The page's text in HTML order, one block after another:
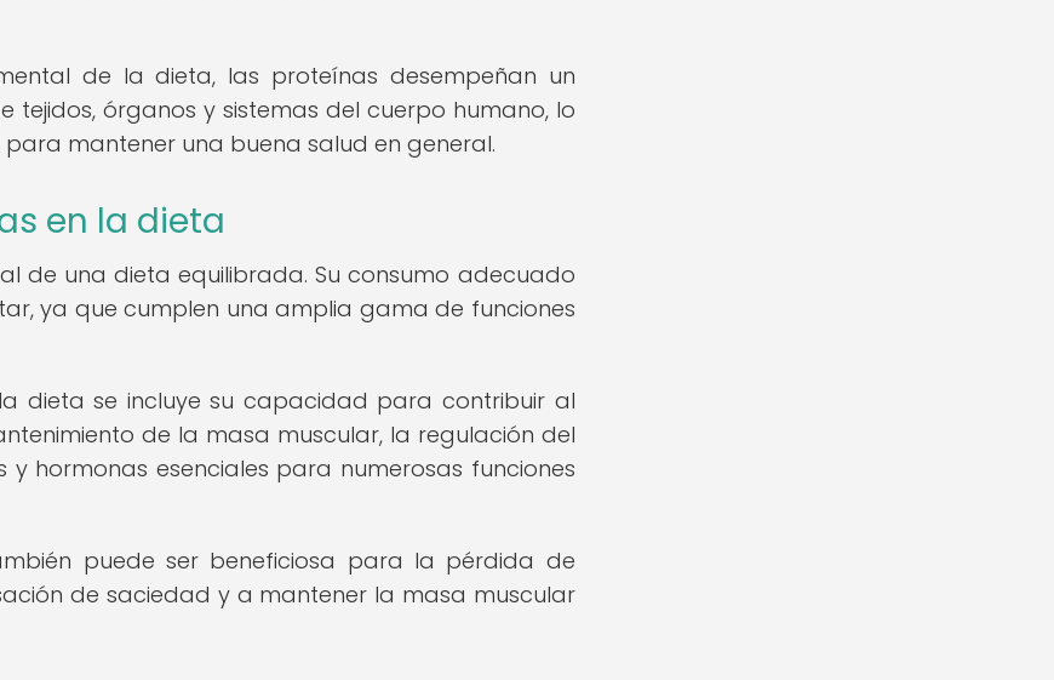
de la dieta, las proteínas desempeñan un
órganos y sistemas del cuerpo humano, lo
mantener una buena salud en general.
en la dieta
de una dieta equilibrada. Su consumo adecuado
ya que cumplen una amplia gama de funciones
dieta se incluye su capacidad para contribuir al
de la masa muscular, la regulación del
hormonas esenciales para numerosas funciones
puede ser beneficiosa para la pérdida de
de saciedad y a mantener la masa muscular